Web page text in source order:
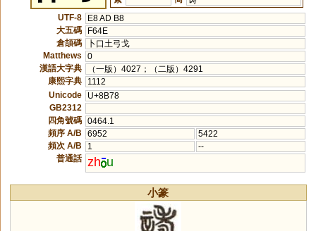
UTF-8
E8 AD B8
大五碼
F64E
倉頡碼
卜口土弓戈
Matthews
0
漢語大字典
（一版）4027；（二版）4291
康熙字典
1112
Unicode
U+8B78
GB2312
四角號碼 0464.1
頻序 A/B
6952
5422
頻次 A/B
1
--
普通話 zh u
小篆